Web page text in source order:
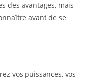
des avantages, mais
avant de se
vos puissances, vos